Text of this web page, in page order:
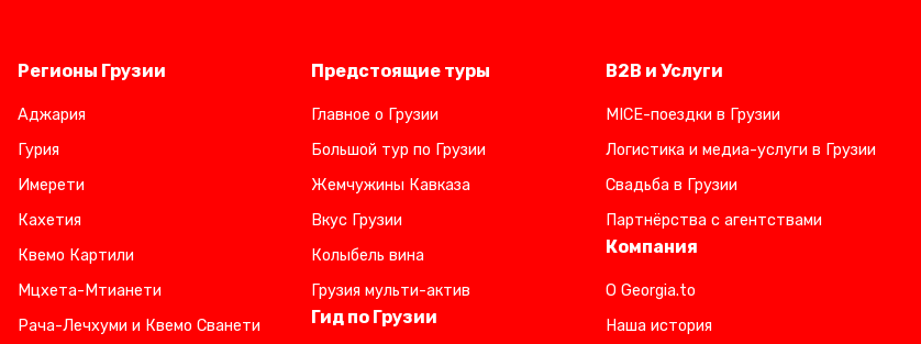
Регионы Грузии
Аджария
Гурия
Имерети
Кахетия
Квемо Картили
Мцхета-Мтианети
Рача-Лечхуми и Квемо Сванети
Предстоящие туры
Главное о Грузии
Большой тур по Грузии
Жемчужины Кавказа
Вкус Грузии
Колыбель вина
Грузия мульти-актив
Гид по Грузии
B2B и Услуги
MICE-поездки в Грузии
Логистика и медиа-услуги в Грузии
Свадьба в Грузии
Партнёрства с агентствами
Компания
О Georgia.to
Наша история